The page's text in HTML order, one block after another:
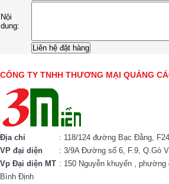
Nội
dung:
CÔNG TY TNHH THƯƠNG MẠI QUẢNG
Địa chỉ
: 118/124 đường Bạc Đằng,
VP đại diện
: 3/9A Đường số 6, F.9, Q.Gò
Vp Đại diện MT : 150 Nguyễn khuyến , phường
Bình Định